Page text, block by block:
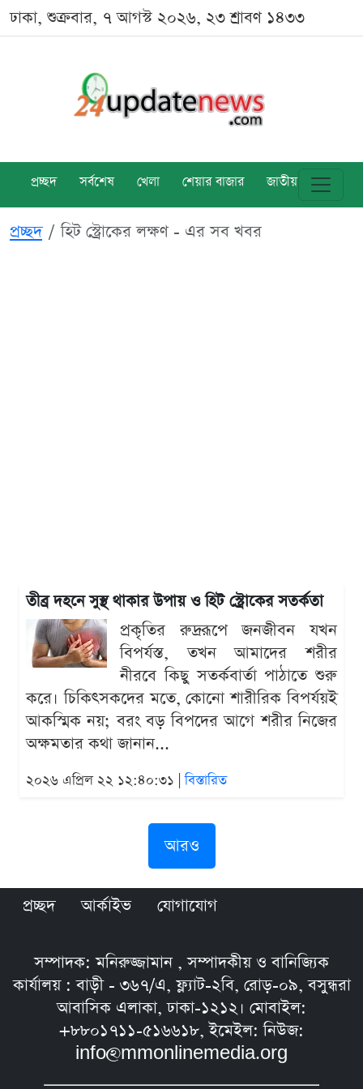
ঢাকা, শুক্রবার, ৭ আগস্ট ২০২৬, ২৩ শ্রাবণ ১৪৩৩
প্রচ্ছদ সর্বশেষ খেলা শেয়ার বাজার জাতীয় বিশ্ব
প্রচ্ছদ হিট স্ট্রোকের লক্ষণ - এর সব খবর
তীব্র দহনে সুস্থ থাকার উপায় ও হিট স্ট্রোকের সতর্কতা
প্রকৃতির রুদ্ররূপে জনজীবন যখন
বিপর্যস্ত, তখন আমাদের শরীর
নীরবে কিছু সতর্কবার্তা পাঠাতে শুরু
করে। চিকিৎসকদের মতে, কোনো শারীরিক বিপর্যয়ই
আকস্মিক নয়; বরং বড় বিপদের আগে শরীর নিজের
অক্ষমতার কথা জানান...
২০২৬ এপ্রিল ২২ ১২:৪০:৩১ |বিস্তারিত
আরও
প্রচ্ছদ আর্কাইভ যোগাযোগ
সম্পাদক: মনিরুজ্জামান , সম্পাদকীয় ও বানিজ্যিক
কার্যালয় : বাড়ী - ৩৬৭/এ, ফ্ল্যাট-২বি, রোড়-০৯, বসুন্ধরা
আবাসিক এলাকা, ঢাকা-১২১২। মোবাইল:
+৮৮০১৭১১-৫১৬৬১৮, ইমেইল: নিউজ:
info@mmonlinemedia.org